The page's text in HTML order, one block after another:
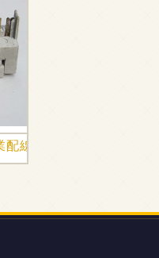
線架生產方案與價值分析